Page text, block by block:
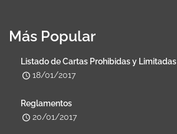
Más Popular
Listado de Cartas Prohibidas y Limitadas
18/01/2017
Reglamentos
20/01/2017